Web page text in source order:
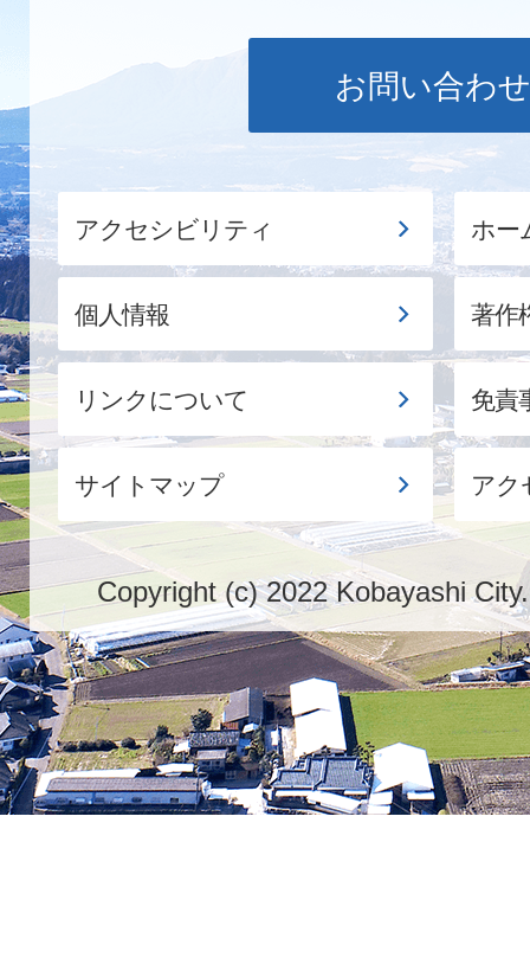
お問い合わせ
アクセシビリティ ホー
個人情報 著作
リンクについて 免責
サイトマップ アク
Copyright (c) 2022 Kobayashi